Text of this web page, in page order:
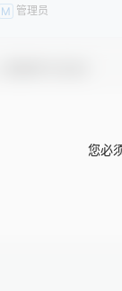
M 管理员
您必